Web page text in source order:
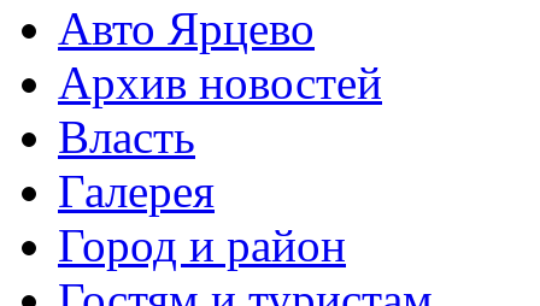
Авто Ярцево
Архив новостей
Власть
Галерея
Город и район